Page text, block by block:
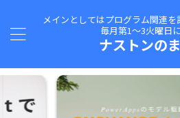
メインとしてはプログラム関連を
毎月第1～3火曜日
ナストンの